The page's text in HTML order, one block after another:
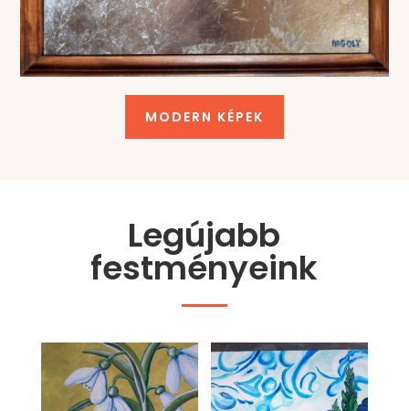
MODERN KÉPEK
Legújabb
festményeink